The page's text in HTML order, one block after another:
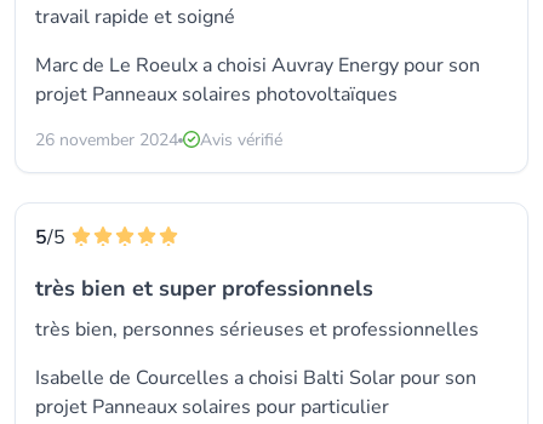
travail rapide et soigné
Marc de Le Roeulx a choisi Auvray Energy pour son
projet Panneaux solaires photovoltaïques
26 november 2024 Avis vérifié
5/5
très bien et super professionnels
très bien, personnes sérieuses et professionnelles
Isabelle de Courcelles a choisi Balti Solar pour son
projet Panneaux solaires pour particulier